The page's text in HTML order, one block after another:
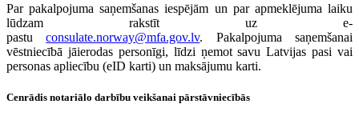
Par pakalpojuma saņemšanas iespējām un par apmeklējuma laiku
lūdzam rakstīt uz e-
pastuconsulate.norway@mfa.gov.lv. Pakalpojuma saņemšanai
vēstniecībā jāierodas personīgi, līdzi ņemot savu Latvijas pasi vai
personas apliecību (eID karti) un maksājumu karti.
Cenrādis notariālo darbību veikšanai pārstāvniecībās